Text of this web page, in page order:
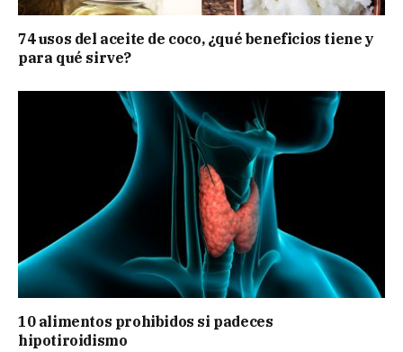
74 usos del aceite de coco, ¿qué beneficios tiene y
para qué sirve?
10 alimentos prohibidos si padeces
hipotiroidismo